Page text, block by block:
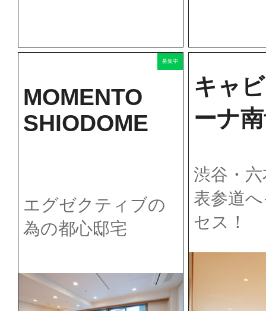
MOMENTO
SHIODOME
エグゼクティブの
為の都心邸宅
募集中
キャ
ーナ
渋谷・
表参道
セス！